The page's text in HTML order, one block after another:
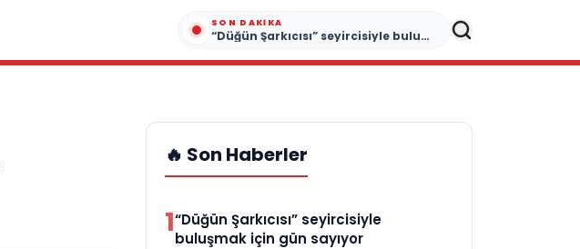
SON DAKIKA
“Düğün Şarkıcısı” seyircisiyle buluşmak için gün sayıyor
🔥 Son Haberler
1“Düğün Şarkıcısı” seyircisiyle
buluşmak için gün sayıyor